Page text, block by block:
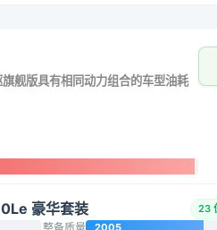
舰版具有相同动力组合的车型油耗
豪华套装 23
2005